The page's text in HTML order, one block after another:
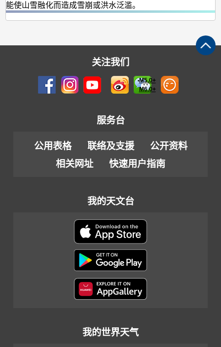
能使山雪融化而造成雪崩或洪水泛滥。
关注我们
M5.0+
M6.0+
服务台
公用表格 联络及支援
公开资料
相关网址
快速用户指南
我的天文台
我的世界天气